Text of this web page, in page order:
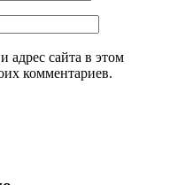
адрес сайта в этом
комментариев.